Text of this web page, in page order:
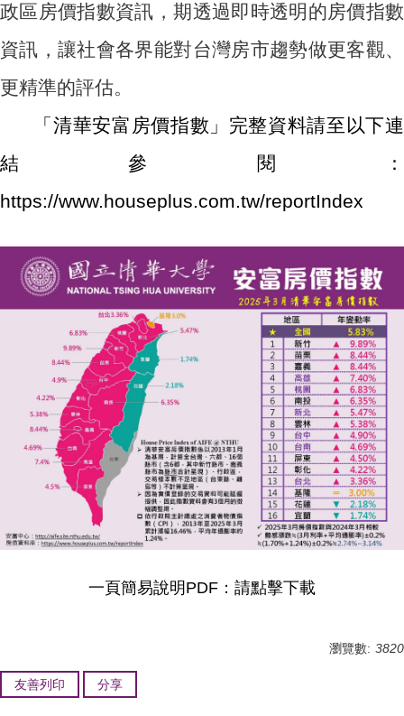
政區房價指數資訊，期透過即時透明的房價指數
資訊，讓社會各界能對台灣房市趨勢做更客觀、
更精準的評估。
「清華安富房價指數」完整資料請至以下連
結參閱：
https://www.houseplus.com.tw/reportIndex
一頁簡易說明PDF： 請點擊下載
瀏覽數: 3820
友善列印 分享